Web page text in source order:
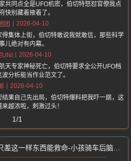
共同点全是UFO机密，伯切特怒怼官僚我点
快别藏着掖着了。
团
2026-04-10
集体上街，伯切特敢说我就敢信，那些科学
儿绝对有内幕。
2026-04-10
天专家神秘死亡，伯切特要求全公开UFO档
分析能当作业范文了。
2026-04-10
果自己先出局，伯切特爆料把我吓一跳，这
越浓啦，刺激过头！
1/1
一样东西能救命-小孩骑车后脑着地摔死